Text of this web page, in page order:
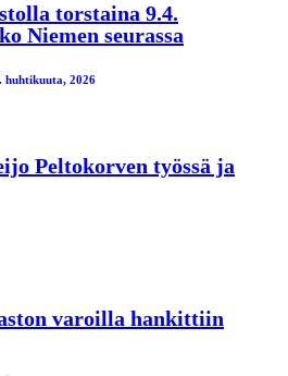
torstaina 9.4.
Niemen seurassa
huhtikuuta, 2026
Peltokorven työssä ja
varoilla hankittiin